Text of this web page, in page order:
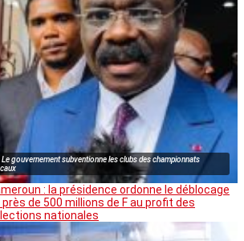
gouvernement subventionne les clubs des championnats
: la présidence ordonne le déblocage
près de 500 millions de F au profit des
nationales